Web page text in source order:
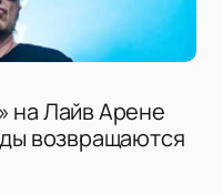
на Лайв Арене
возвращаются